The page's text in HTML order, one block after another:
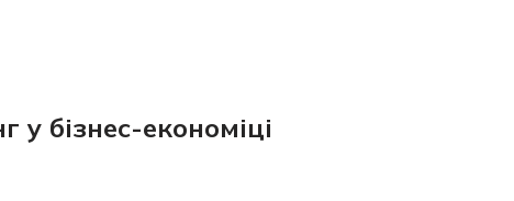
бізнес-економіці